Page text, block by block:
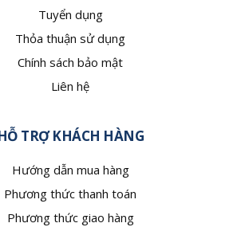
Tuyển dụng
Thỏa thuận sử dụng
Chính sách bảo mật
Liên hệ
TRỢ KHÁCH HÀNG
Hướng dẫn mua hàng
Phương thức thanh toán
Phương thức giao hàng